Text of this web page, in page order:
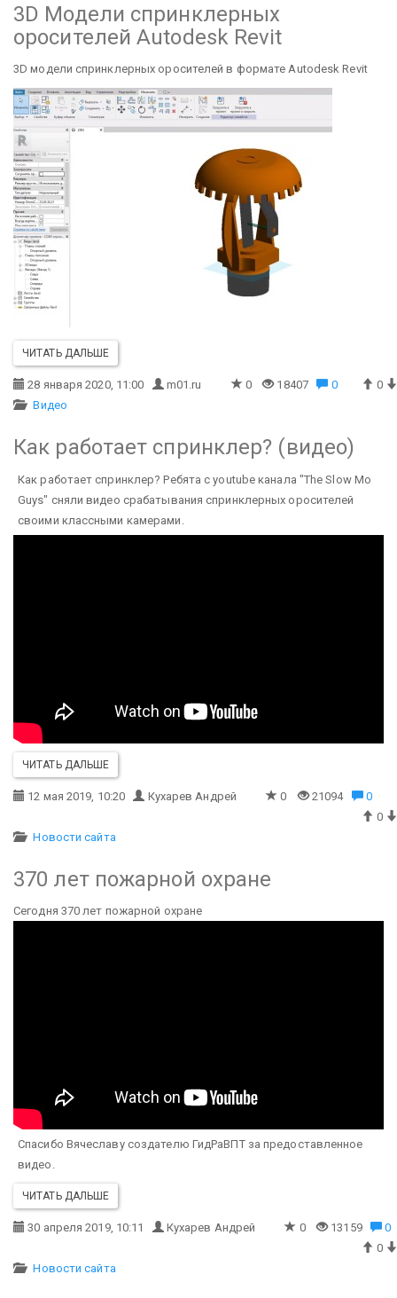
3D Модели спринклерных
оросителей Autodesk Revit
3D модели спринклерных оросителей в формате Autodesk Revit
ЧИТАТЬ ДАЛЬШЕ
28 января 2020, 11:00 m01.ru 0 18407 0
0
Видео
Как работает спринклер? (видео)
Как работает спринклер? Ребята с youtube канала "The Slow Mo
Guys" сняли видео срабатывания спринклерных оросителей
своими классными камерами.
ЧИТАТЬ ДАЛЬШЕ
12 мая 2019, 10:20 Кухарев Андрей 0 21094
0
0
Новости сайта
370 лет пожарной охране
Сегодня 370 лет пожарной охране
Спасибо Вячеславу создателю ГидРаВПТ за предоставленное
видео.
ЧИТАТЬ ДАЛЬШЕ
30 апреля 2019, 10:11 Кухарев Андрей 0 13159
0
0
Новости сайта